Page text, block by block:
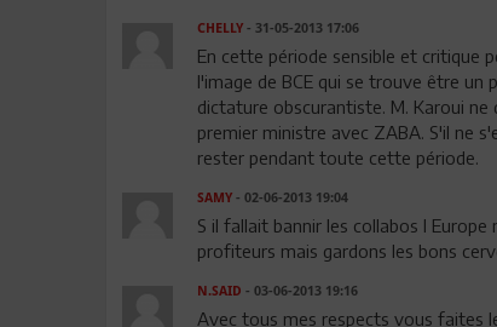
CHELLY- 31-05-2013 17:06
En cette période sensible et critique
l'image de BCE qui se trouve être
dictature obscurantiste. M. Karoui
premier ministre avec ZABA. S'il ne
rester pendant toute cette période.
SAMY- 02-06-2013 19:04
S il fallait bannir les collabos l
profiteurs mais gardons les bons
N.SAID - 03-06-2013 19:16
Avec tous mes respects vous faites